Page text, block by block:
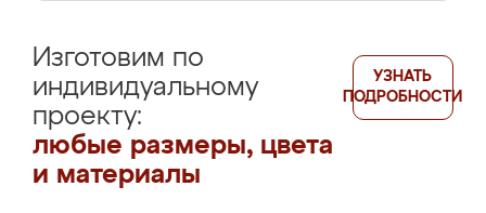
Изготовим по
индивидуальному
проекту:
любые размеры, цвета
и материалы
УЗНАТЬ
ПОДРОБНОСТИ